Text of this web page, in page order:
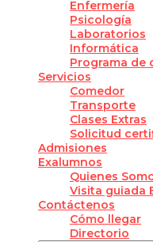
Enfermería
Psicología
Laboratorios
Informática
Programa de
Servicios
Comedor
Transporte
Clases Extras
Solicitud
Admisiones
Exalumnos
Quienes
Visita guiada
Contáctenos
Cómo llegar
Directorio